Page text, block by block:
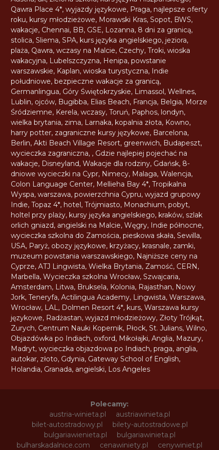
Qawra Place 4*,wyjazdy językowe, Praga, najlepsze oferty
roku, kursy młodzieżowe, Morawski Kras,Sopot, BWS,
wakacje, Chennai, BB, GSE, Lozanna, 8 dni za granicą,
stolica,Sliema,SPA, kurs języka angielskiego, jeziora,
plaża, Qawra,wczasy na Malcie, Czechy,Troki,wioska
wakacyjna, Lubelszczyzna, Henipa,powstanie
warszawskie, Kaplan,wioska turystyczna, Indie
południowe,bezpieczne wakacje za granicą,
Germanlingua, Góry Świętokrzyskie, Limassol,Wellnes,
Lublin, ojców, Bugibba, Elias Beach, Francja, Belgia, Morze
Śródziemne, Kerela,wczasy,Toruń, Paphos, londyn,
wielka brytania, zima, Larnaka, kopalnia złota, Kowno,
harry potter, zagraniczne kursy językowe, Barcelona,
Berlin,Akti Beach Village Resort, greenwich, Budapeszt,
wycieczka zagraniczna, , Gdzie najlepiej pojechać na
wakacje, Disneyland,Wakacje dla rodziny, Gdańsk, 8-
dniowe wycieczki na Cypr, Nimecy, Malaga,Walencja,
Colon Language Center, Mellieha Bay 4*,Tropikalna
Wyspa,warszawa,powierzchnia Cypru,wyjazd grupowy
Indie,Topaz 4*, hotel,Trójmiasto, Monachium,pobyt,
holtel przy plaży, kursy języka angielskiego, kraków,szlak
orlich gniazd, angielski na Malcie,Węgry, Indie północne,
wycieczka szkolna do Zamościa,pieskowa skała,Sewilla,
USA, Paryż, obozy językowe, krzyżacy, krasnale, zamki,
muzeum powstania warszawskiego, Najniższe ceny na
Cyprze,ATJ Lingwista,Wielka Brytania, Zamość, CERN,
Marbella,Wycieczka szkolna Wrocław,Szwajcaria,
Amsterdam, Litwa, Bruksela, Kolonia, Rajasthan, Nowy
Jork,Teneryfa,Actilingua Academy, Lingwista,Warszawa,
Wrocław, LAL, Dolmen Resort 4*, kurs,Warszawa kursy
językowe, Radżastan,wyjazd młodzieżowy, Złoty Trójkąt,
Zurych, Centrum Nauki Kopernik, Płock,St. Julians,Wilno,
Objazdówka po Indiach, oxford, Mikołajki,Anglia, Mazury,
Madryt,wycieczka objazdowa po Indiach,praga, anglia,
autokar, złoto, Gdynia, Gateway School of English,
Holandia, Granada, angielski, Los Angeles
Polecamy:
austria-winieta.pl
austriawinieta.pl
bilet-autostradowy.pl
bilety-autostradowe.pl
bulgariawienieta.pl
bulgariawinieta.pl
bulharskadalnice.com
cenawiniety.pl
cenywiniet.pl